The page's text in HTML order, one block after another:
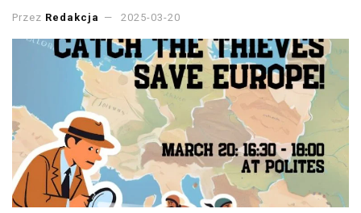
Przez Redakcja 2025-03-20